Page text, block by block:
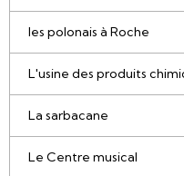
les polonais à Roche
L'usine des produits
La sarbacane
Le Centre musical